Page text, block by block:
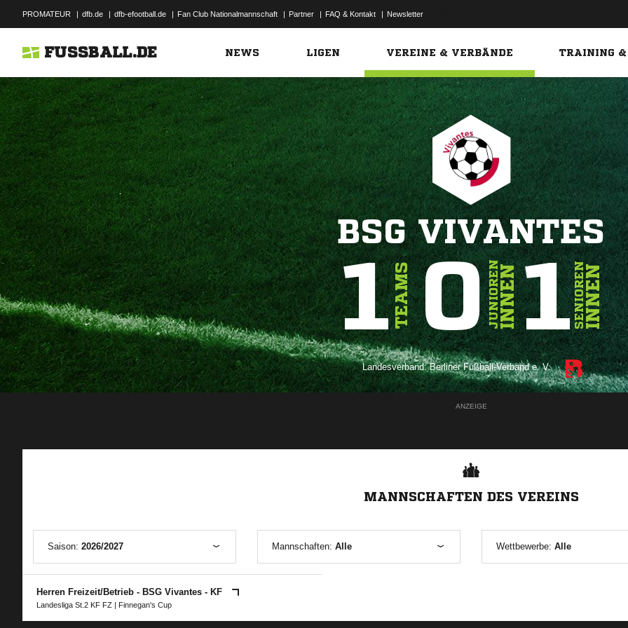
PROMATEUR | dfb.de | dfb-efootball.de | Fan Club Nationalmannschaft | Partner | FAQ & Kontakt | Newsletter
FUSSBALL.DE NEWS LIGEN VEREINE & VERBÄNDE TRAINING &
BSG VIVANTES
1TEAMS0JUNIORENINNEN1SENIORENINNEN
Landesverband:Berliner Fußball-Verband e. V.
ANZEIGE
MANNSCHAFTEN DES VEREINS
Saison: 2026/2027 Mannschaften: Alle Wettbewerbe: Alle
Herren Freizeit/Betrieb - BSG Vivantes - KF
Landesliga St.2 KF FZ | Finnegan's Cup